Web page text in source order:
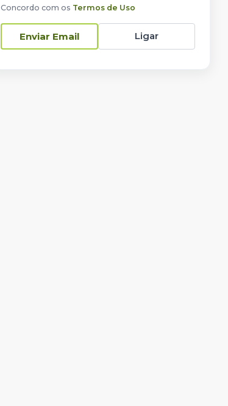
Concordo com os Termos de Uso
Enviar Email Ligar